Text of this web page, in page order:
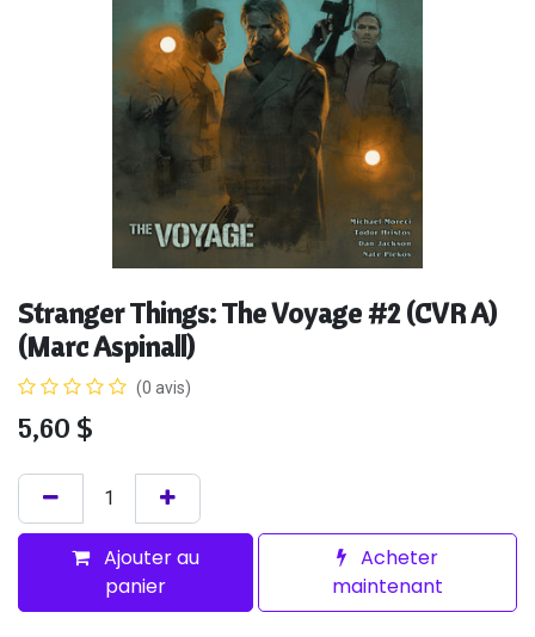
Stranger Things: The Voyage #2 (CVR A)
(Marc Aspinall)
(0 avis)
5,60 $
Ajouter au
panier
Acheter
maintenant